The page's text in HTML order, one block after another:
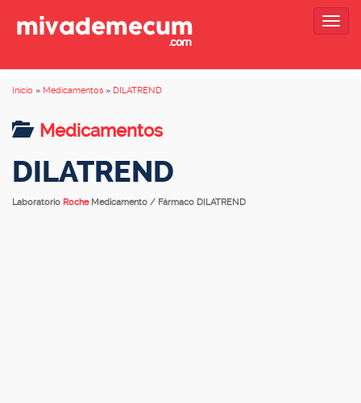
Inicio » Medicamentos » DILATREND
Medicamentos
DILATREND
Laboratorio Roche Medicamento / Fármaco DILATREND